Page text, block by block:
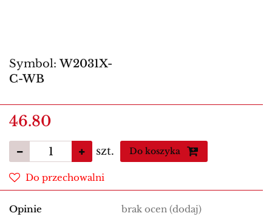
Symbol:W2031X-
C-WB
46.80
szt. Do koszyka
Do przechowalni
Opinie brak ocen (dodaj)